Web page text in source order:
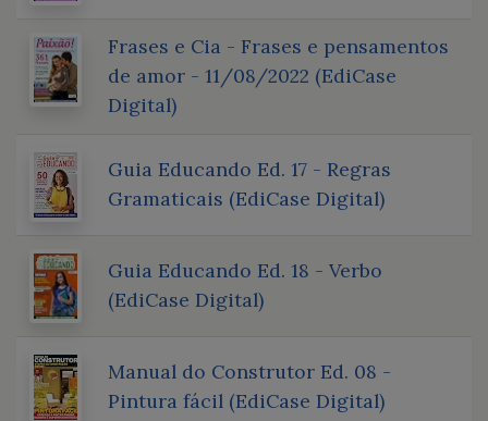
Frases e Cia - Frases e pensamentos
de amor - 11/08/2022 (EdiCase
Digital)
Guia Educando Ed. 17 - Regras
Gramaticais (EdiCase Digital)
Guia Educando Ed. 18 - Verbo
(EdiCase Digital)
Manual do Construtor Ed. 08 -
Pintura fácil (EdiCase Digital)